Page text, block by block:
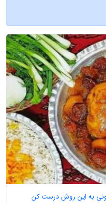
به این روش درست کن